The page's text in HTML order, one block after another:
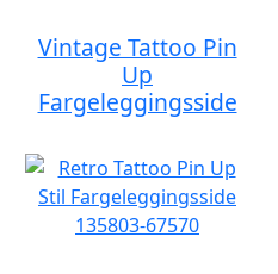
Vintage Tattoo Pin
Up
Fargeleggingsside